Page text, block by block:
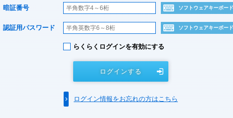
暗証番号 ソフトウェアキーボード
認証用パスワード ソフトウェアキーボード
らくらくログインを有効にする
ログインする
ログイン情報をお忘れの方はこちら